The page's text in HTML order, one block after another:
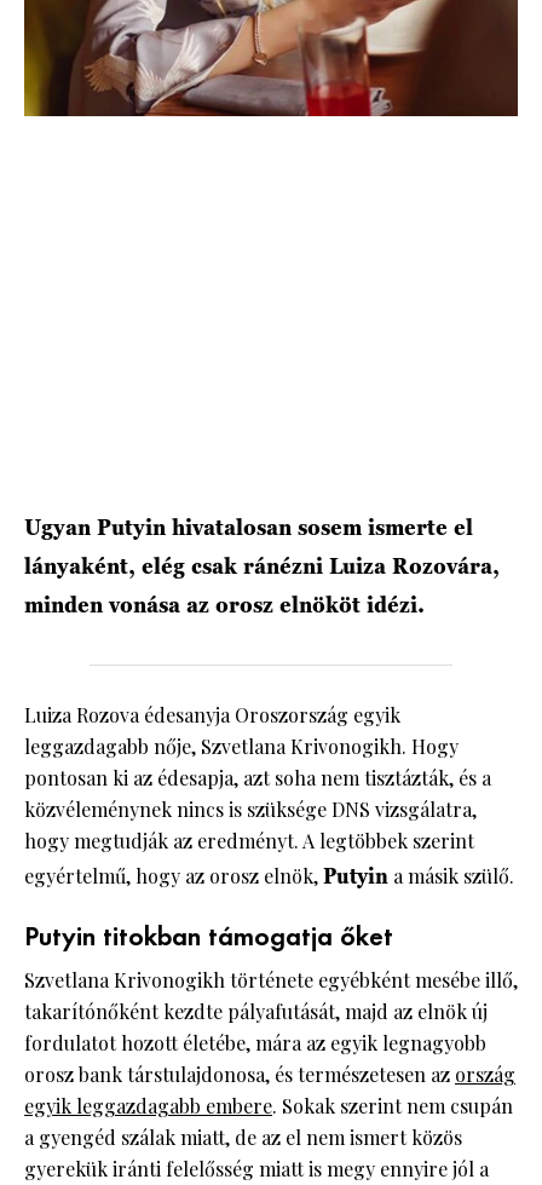
HÍRLEVÉL
Ugyan Putyin hivatalosan sosem ismerte el
lányaként, elég csak ránézni Luiza Rozovára,
minden vonása az orosz elnököt idézi.
Luiza Rozova édesanyja Oroszország egyik
leggazdagabb nője, Szvetlana Krivonogikh. Hogy
pontosan ki az édesapja, azt soha nem tisztázták, és a
közvéleménynek nincs is szüksége DNS vizsgálatra,
hogy megtudják az eredményt. A legtöbbek szerint
egyértelmű, hogy az orosz elnök,Putyin a másik szülő.
Putyin titokban támogatja őket
Szvetlana Krivonogikh története egyébként mesébe illő,
takarítónőként kezdte pályafutását, majd az elnök új
fordulatot hozott életébe, mára az egyik legnagyobb
orosz bank társtulajdonosa, és természetesen az ország
egyik leggazdagabb embere. Sokak szerint nem csupán
a gyengéd szálak miatt, de az el nem ismert közös
gyerekük iránti felelősség miatt is megy ennyire jól a